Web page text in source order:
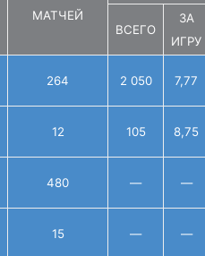
МАТЧЕЙ
ВСЕГО
ЗА
ИГРУ
264 2 050 7,77
12 105 8,75
480 — —
15 — —